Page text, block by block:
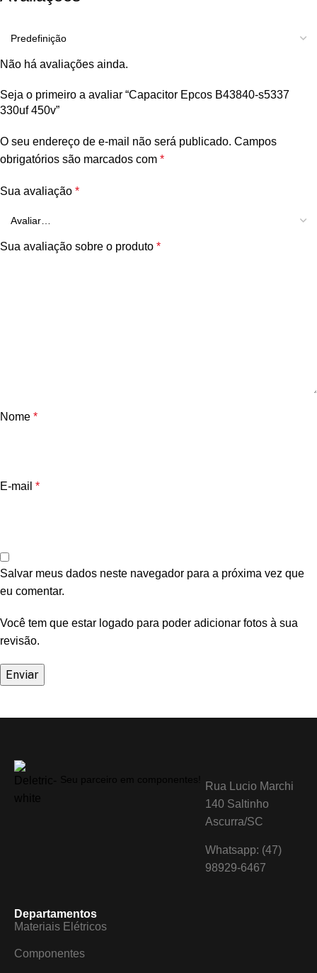
Não há avaliações ainda.
Seja o primeiro a avaliar “Capacitor Epcos B43840-s5337
330uf 450v”
O seu endereço de e-mail não será publicado. Campos
obrigatórios são marcados com *
Sua avaliação *
Sua avaliação sobre o produto *
Nome *
E-mail *
Salvar meus dados neste navegador para a próxima vez que
eu comentar.
Você tem que estar logado para poder adicionar fotos à sua
revisão.
Rua Lucio Marchi
140 Saltinho
Ascurra/SC
Whatsapp: (47)
98929-6467
Departamentos
Materiais Elétricos
Componentes